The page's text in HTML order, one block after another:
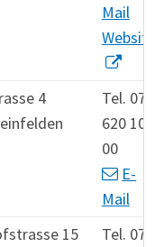
Mail
Website
4
Tel. 071
620 10
00
E-
Mail
15
Tel. 071